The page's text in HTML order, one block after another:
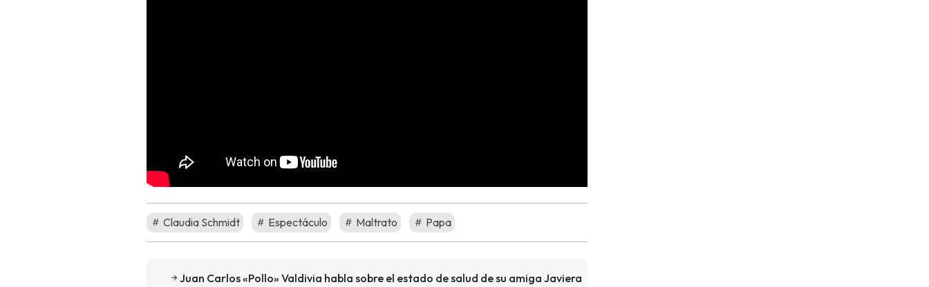
Claudia Schmidt Espectáculo Maltrato Papa
Juan Carlos «Pollo» Valdivia habla sobre el estado de salud de su amiga Javiera